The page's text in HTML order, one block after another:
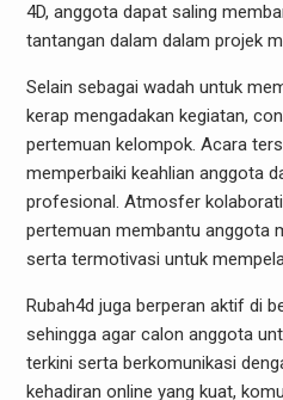
4D, anggota dapat saling
tantangan dalam dalam projek
Selain sebagai wadah untuk
kerap mengadakan kegiatan,
pertemuan kelompok. Acara
memperbaiki keahlian anggota
profesional. Atmosfer
pertemuan membantu anggota
serta termotivasi untuk
Rubah4d juga berperan aktif di
sehingga agar calon anggota
terkini serta berkomunikasi
kehadiran online yang kuat,